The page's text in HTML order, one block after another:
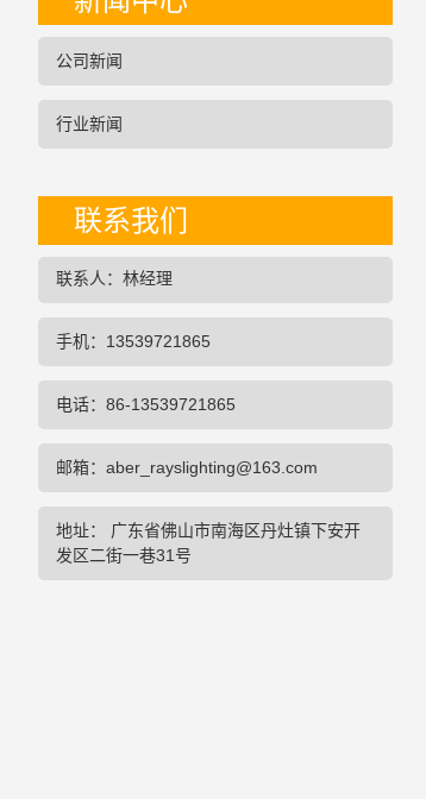
公司新闻
行业新闻
联系我们
联系人：林经理
手机：13539721865
电话：86-13539721865
邮箱：aber_rayslighting@163.com
地址： 广东省佛山市南海区丹灶镇下安开
发区二街一巷31号